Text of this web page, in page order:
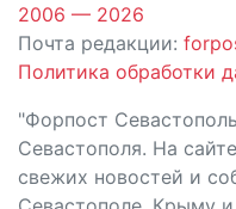
2006 — 2026
Почта редакции:
Политика обработки
"Форпост
Севастополя. На
свежих новостей и